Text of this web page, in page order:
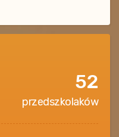
52
przedszkolaków